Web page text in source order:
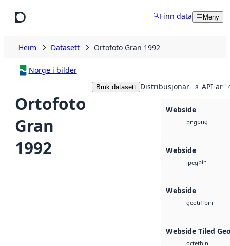
Finn data Meny
Heim Datasett Ortofoto Gran 1992
Norge i bilder
Ortofoto
Gran
1992
Bruk datasett Distribusjonar 8 API-ar
Webside
pngpng
Webside
jpegbin
Webside
geotiffbin
Webside Tiled
octetbin